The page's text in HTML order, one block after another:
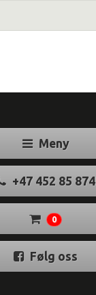
Meny
+47 452 85 874
0
Følg oss